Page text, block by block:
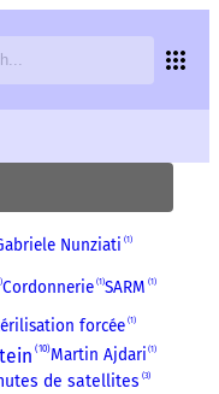
Nunziati 1
Cordonnerie 1 SARM 1
forcée 1
10 Martin Ajdari 1
de satellites 3